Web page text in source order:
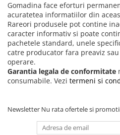
Gomadina face eforturi
acuratetea informatiilor din
Rareori produsele pot contine
caracter informativ si poate
pachetele standard, unele
catre producator fara preaviz
operare.
Garantia legala de conformitate
consumabile. Vezi termeni si
Newsletter Nu rata ofertele si